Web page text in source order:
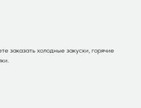
заказать холодные закуски, горячие